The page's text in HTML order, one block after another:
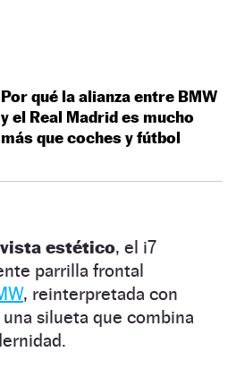
Por qué la alianza entre BMW
y el Real Madrid es mucho
más que coches y fútbol
estético, el i7
parrilla frontal
, reinterpretada con
una silueta que combina